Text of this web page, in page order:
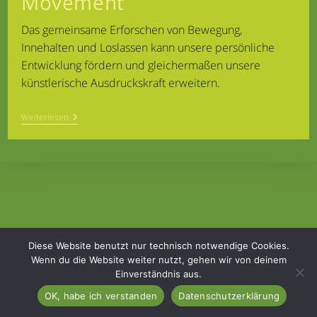
Das gemeinsame Erforschen von Bewegung,
Innehalten und Loslassen kann unsere persönliche
Entwicklung fördern und gleichermaßen unsere
künstlerische Ausdruckskraft erweitern.
WeiterlesenFreie
Bewegung
Amerta
Kontakt Impressum & Datenschutz
Copyright 2026 - Ellen Schlottner
Diese Website benutzt nur technisch notwendige Cookies.
Wenn du die Website weiter nutzt, gehen wir von deinem
Einverständnis aus.
OK, habe ich verstanden
Datenschutzerklärung